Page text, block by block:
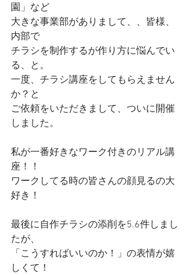
園」など
大きな事業部がありまして、、皆様、
内部で
チラシを制作するが作り方に悩んでい
る、と。
一度、チラシ講座をしてもらえません
か？と
ご依頼をいただきまして、ついに開催
しました。
私が一番好きなワーク付きのリアル講
座！！
ワークしてる時の皆さんの顔見るの大
好き！
最後に自作チラシの添削を5.6件しまし
たが、
「こうすればいいのか！」の表情が嬉
しくて！